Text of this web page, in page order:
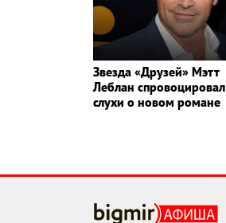
Звезда «Друзей» Мэтт
Леблан спровоцировал
слухи о новом романе